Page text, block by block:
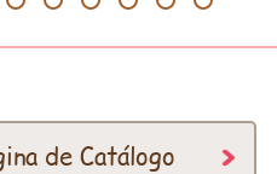
de Catálogo